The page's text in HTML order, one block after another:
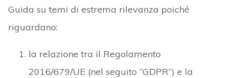
Guida su temi di estrema rilevanza poiché
riguardano:
la relazione tra il Regolamento
2016/679/UE (nel seguito “GDPR”) e la